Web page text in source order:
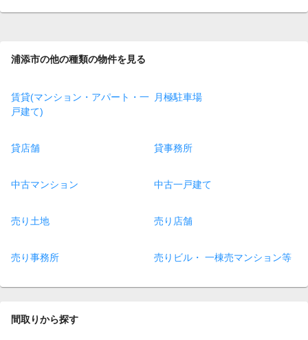
浦添市の他の種類の物件を見る
賃貸(マンション・アパート・一
戸建て)
月極駐車場
貸店舗 貸事務所
中古マンション 中古一戸建て
売り土地 売り店舗
売り事務所 売りビル・ 一棟売マンション等
間取りから探す